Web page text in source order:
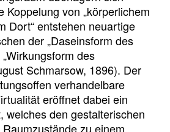
Koppelung von „körperlichem
Dort“ entstehen neuartige
der „Daseinsform des
des
Schmarsow, 1896). Der
verhandelbare
eröffnet dabei ein
welches den gestalterischen
zu einem